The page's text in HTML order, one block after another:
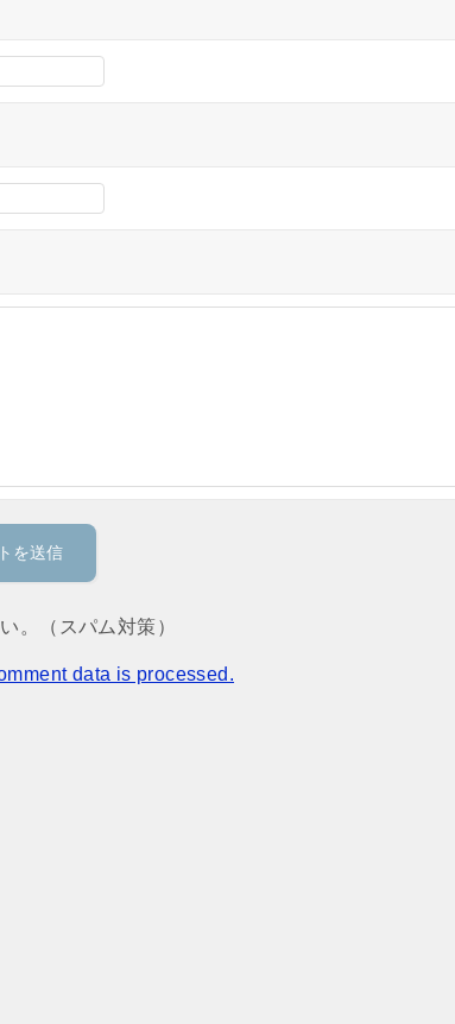
。（スパム対策）
data is processed.